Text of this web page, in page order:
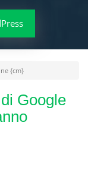
{cm}
Google